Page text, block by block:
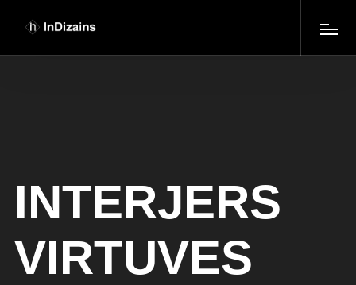
INTERJERS
VIRTUVES